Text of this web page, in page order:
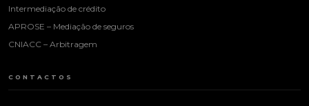
Intermediação de crédito
APROSE – Mediação de seguros
CNIACC – Arbitragem
CONTACTOS